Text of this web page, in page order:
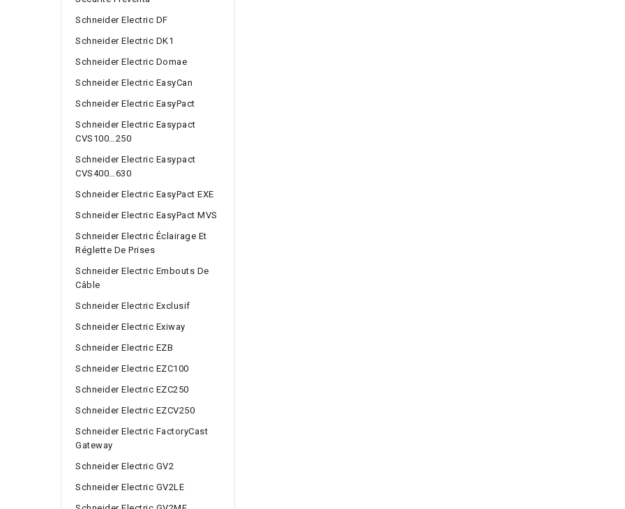
Schneider Electric DF
Schneider Electric DK1
Schneider Electric Domae
Schneider Electric EasyCan
Schneider Electric EasyPact
Schneider Electric Easypact
CVS100…250
Schneider Electric Easypact
CVS400…630
Schneider Electric EasyPact EXE
Schneider Electric EasyPact MVS
Schneider Electric Éclairage Et
Réglette De Prises
Schneider Electric Embouts De
Câble
Schneider Electric Exclusif
Schneider Electric Exiway
Schneider Electric EZB
Schneider Electric EZC100
Schneider Electric EZC250
Schneider Electric EZCV250
Schneider Electric FactoryCast
Gateway
Schneider Electric GV2
Schneider Electric GV2LE